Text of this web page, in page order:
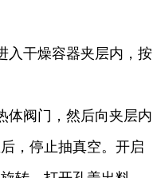
入干燥容器夹层内，按
体阀门，然后向夹层内
，停止抽真空。开启